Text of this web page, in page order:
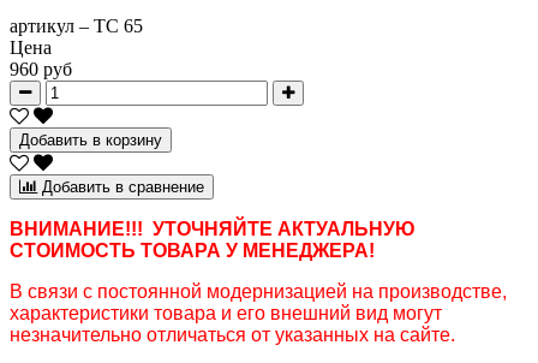
артикул – ТС 65
Цена
960 руб
Добавить в корзину
Добавить в сравнение
ВНИМАНИЕ!!! УТОЧНЯЙТЕ АКТУАЛЬНУЮ
СТОИМОСТЬ ТОВАРА У МЕНЕДЖЕРА!
В связи с постоянной модернизацией на производстве,
характеристики товара и его внешний вид могут
незначительно отличаться от указанных на сайте.